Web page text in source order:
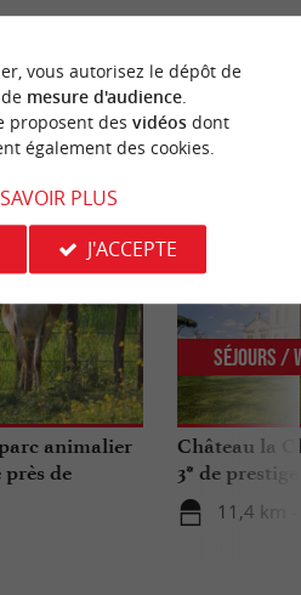
POUR VOUS
animalier
de
Château la
3* de
11,4 km
Séjours /
vous autorisez le dépôt de
mesure d'audience.
proposent des vidéosdont
également des cookies.
PLUS
J'ACCEPTE